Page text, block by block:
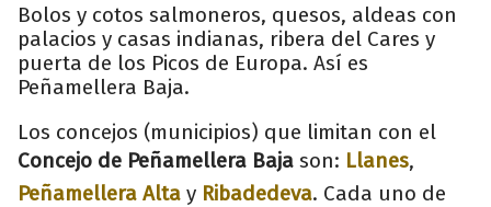
Bolos y cotos salmoneros, quesos, aldeas con
palacios y casas indianas, ribera del Cares y
puerta de los Picos de Europa. Así es
Peñamellera Baja.
Los concejos (municipios) que limitan con el
Concejo de Peñamellera Baja son: Llanes,
Peñamellera Alta y Ribadedeva. Cada uno de